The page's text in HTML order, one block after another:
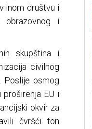
društvu i
obrazovnog i
skupština i
civilnog
Poslije osmog
EU i
okvir za
čvršći ton